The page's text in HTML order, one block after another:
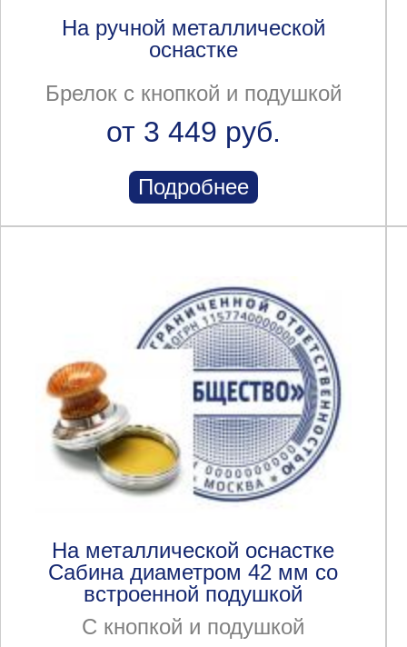
На ручной металлической
оснастке
Брелок с кнопкой и подушкой
от 3 449 руб.
Подробнее
На металлической оснастке
Сабина диаметром 42 мм со
встроенной подушкой
С кнопкой и подушкой